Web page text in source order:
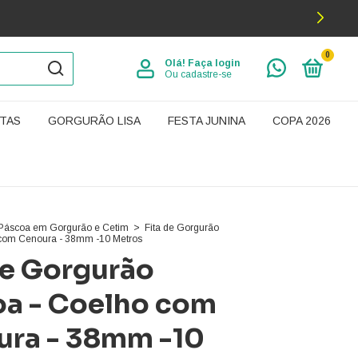
Olá! Faça login
Ou cadastre-se
0
GORGURÃO LISA FESTA JUNINA COPA 2026
em Gorgurão e Cetim >
Fita de Gorgurão
Cenoura - 38mm -10 Metros
Gorgurão
- Coelho com
- 38mm -10